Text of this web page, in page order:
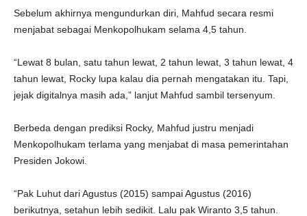
Sebelum akhirnya mengundurkan diri, Mahfud secara resmi
menjabat sebagai Menkopolhukam selama 4,5 tahun.
“Lewat 8 bulan, satu tahun lewat, 2 tahun lewat, 3 tahun lewat, 4
tahun lewat, Rocky lupa kalau dia pernah mengatakan itu. Tapi,
jejak digitalnya masih ada,” lanjut Mahfud sambil tersenyum.
Berbeda dengan prediksi Rocky, Mahfud justru menjadi
Menkopolhukam terlama yang menjabat di masa pemerintahan
Presiden Jokowi.
“Pak Luhut dari Agustus (2015) sampai Agustus (2016)
berikutnya, setahun lebih sedikit. Lalu pak Wiranto 3,5 tahun.